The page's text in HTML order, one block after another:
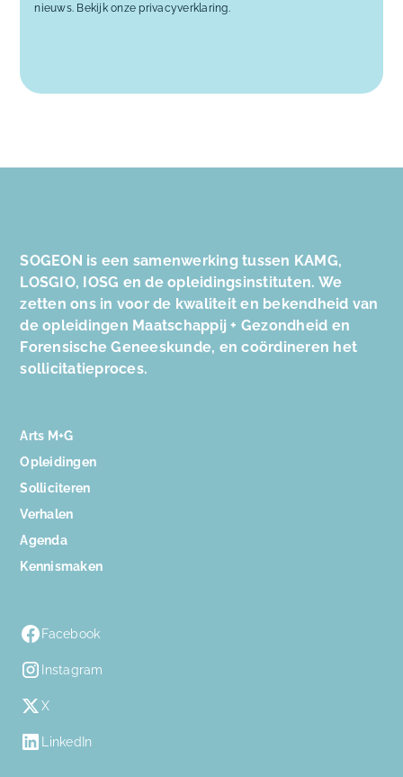
nieuws. Bekijk onze privacyverklaring.
SOGEON is een samenwerking tussen KAMG,
LOSGIO, IOSG en de opleidingsinstituten. We
zetten ons in voor de kwaliteit en bekendheid van
de opleidingen Maatschappij + Gezondheid en
Forensische Geneeskunde, en coördineren het
sollicitatieproces.
Arts M+G
Opleidingen
Solliciteren
Verhalen
Agenda
Kennismaken
Facebook
Instagram
X
LinkedIn